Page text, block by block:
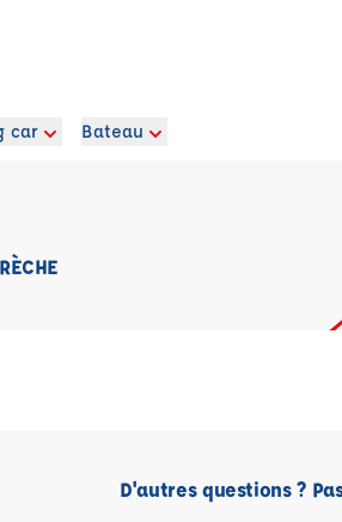
car Bateau
D'autres questions ?